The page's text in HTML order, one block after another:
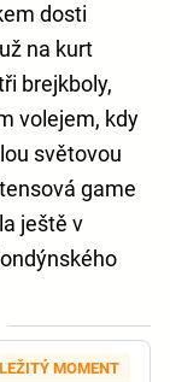
dosti
na kurt
brejkboly,
volejem, kdy
světovou
game
ještě v
MOMENT